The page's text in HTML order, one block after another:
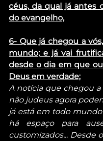
céus, da qual já antes
do evangelho,
6- Que já chegou a
mundo; e já vai
desde o dia em que
Deus em verdade;
A notícia que chegou
não judeus agora
já está em todo
há espaço para
customizados... Desde